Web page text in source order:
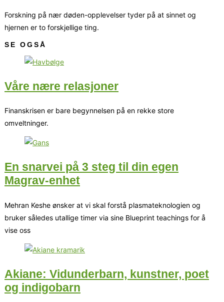
Forskning på nær døden-opplevelser tyder på at sinnet og
hjernen er to forskjellige ting.
SE OGSÅ
Våre nære relasjoner
Finanskrisen er bare begynnelsen på en rekke store
omveltninger.
En snarvei på 3 steg til din egen
Magrav-enhet
Mehran Keshe ønsker at vi skal forstå plasmateknologien og
bruker således utallige timer via sine Blueprint teachings for å
vise oss
Akiane: Vidunderbarn, kunstner, poet
og indigobarn